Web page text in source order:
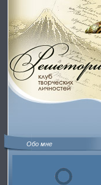
Обо мне